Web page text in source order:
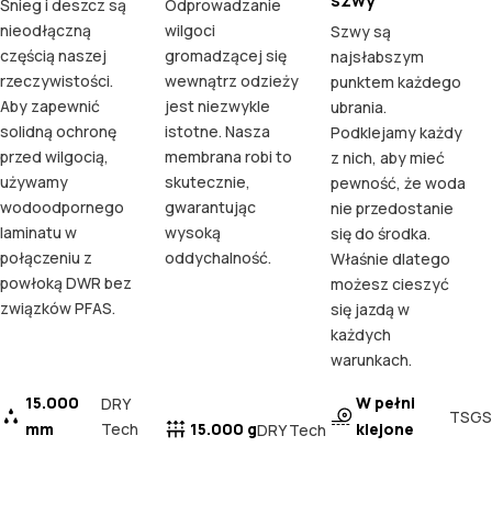
Śnieg i deszcz są
nieodłączną
częścią naszej
rzeczywistości.
Aby zapewnić
solidną ochronę
przed wilgocią,
używamy
wodoodpornego
laminatu w
połączeniu z
powłoką DWR bez
związków PFAS.
15.000
mm
DRY
Tech
Odprowadzanie
wilgoci
gromadzącej się
wewnątrz odzieży
jest niezwykle
istotne. Nasza
membrana robi to
skutecznie,
gwarantując
wysoką
oddychalność.
15.000 gDRY Tech
Szwy są
najsłabszym
punktem każdego
ubrania.
Podklejamy każdy
z nich, aby mieć
pewność, że woda
nie przedostanie
się do środka.
Właśnie dlatego
możesz cieszyć
się jazdą w
każdych
warunkach.
W pełni
klejone
TSGS